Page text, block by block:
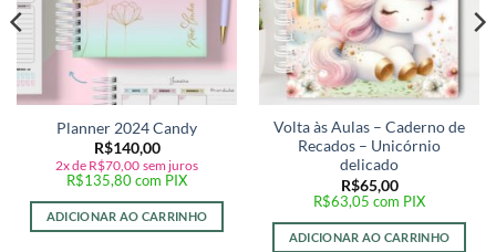
Planner 2024 Candy
R$140,00
2x de R$70,00 sem juros
R$135,80com PIX
ADICIONAR AO CARRINHO
Volta às Aulas – Caderno de
Recados – Unicórnio
delicado
R$65,00
R$63,05 com PIX
ADICIONAR AO CARRINHO